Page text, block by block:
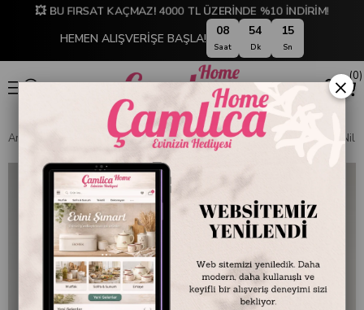
💥 BU FIRSAT KAÇMAZ! 4000 TL ÜZERİNDE %10 İNDİRİM!
HEMEN ALIŞVERİŞE BAŞLA!
08
Saat
54
Dk
14
Sn
0
Anasayfa EMAYE DÜNYASI Kaseler Emayra Emaye Kase 12 cm | Nil
×